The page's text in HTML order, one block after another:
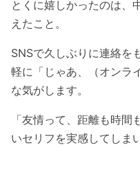
とくに嬉しかったのは、
えたこと。
SNSで久しぶりに連絡を
軽に「じゃあ、（オンラ
な気がします。
「友情って、距離も時
いセリフを実感してしま